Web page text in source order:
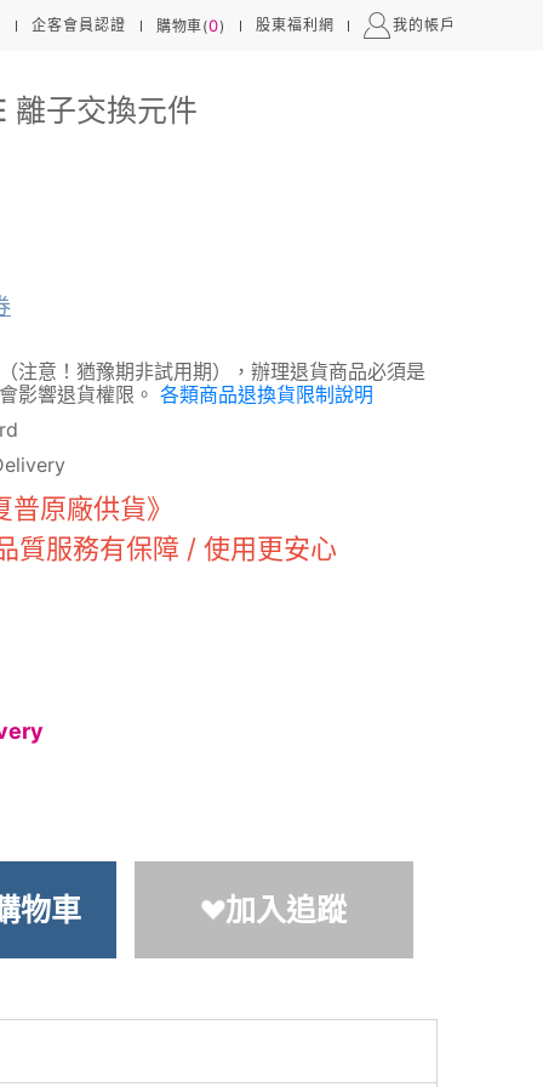
企客會員認證 購物車(0) 股東福利網 我的帳戶
離子交換元件
注意！猶豫期非試用期），辦理退貨商品必須是
影響退貨權限。 各類商品退換貨限制說明
普原廠供貨》
質服務有保障 / 使用更安心
物車 加入追蹤